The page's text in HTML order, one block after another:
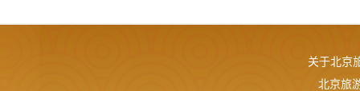
关于北京
北京旅